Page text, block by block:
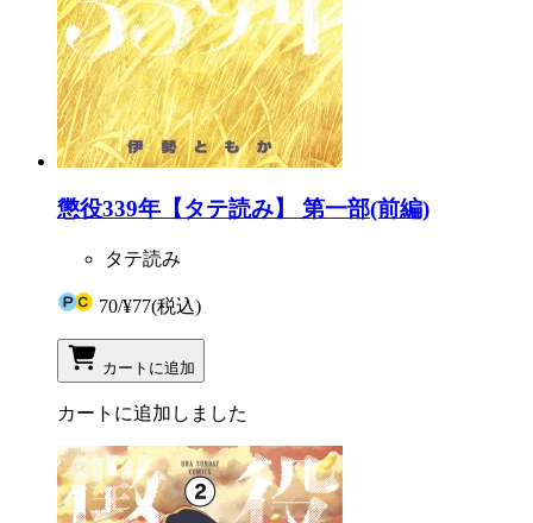
懲役339年【タテ読み】 第一部(前編)
タテ読み
70/¥77(税込)
カートに追加
カートに追加しました